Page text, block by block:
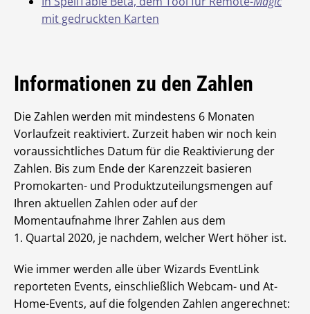
mit gedruckten Karten
Informationen zu den Zahlen
Die Zahlen werden mit mindestens 6 Monaten
Vorlaufzeit reaktiviert. Zurzeit haben wir noch kein
voraussichtliches Datum für die Reaktivierung der
Zahlen. Bis zum Ende der Karenzzeit basieren
Promokarten- und Produktzuteilungsmengen auf
Ihren aktuellen Zahlen oder auf der
Momentaufnahme Ihrer Zahlen aus dem
1. Quartal 2020, je nachdem, welcher Wert höher ist.
Wie immer werden alle über Wizards EventLink
reporteten Events, einschließlich Webcam- und At-
Home-Events, auf die folgenden Zahlen angerechnet: